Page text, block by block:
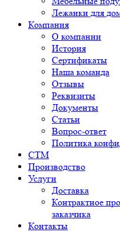
Лежанки для
Компания
О компании
История
Сертификаты
Наша команда
Отзывы
Реквизиты
Документы
Статьи
Вопрос-ответ
Политика
СТМ
Производство
Услуги
Доставка
Контрактное
заказчика
Контакты